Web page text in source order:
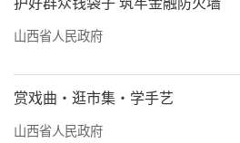
山西省人民政府
赏戏曲·逛市集·学手艺
山西省人民政府